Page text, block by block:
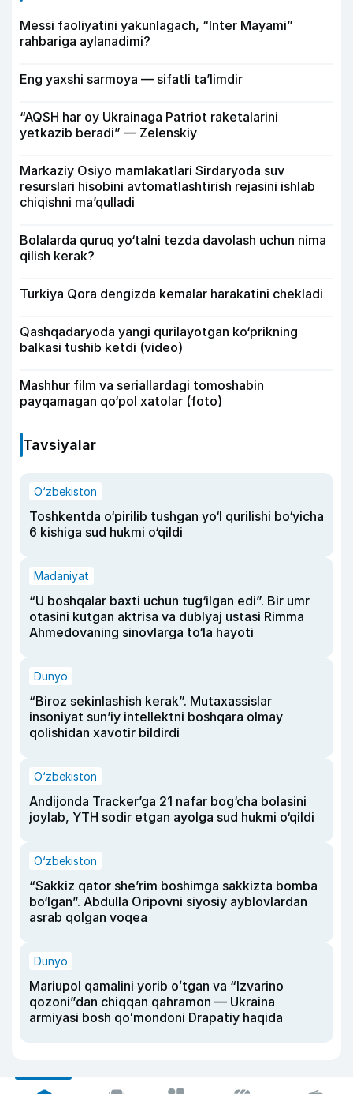
Messi faoliyatini yakunlagach, “Inter Mayami”
rahbariga aylanadimi?
Eng yaxshi sarmoya — sifatli ta’limdir
“AQSH har oy Ukrainaga Patriot raketalarini
yetkazib beradi” — Zelenskiy
Markaziy Osiyo mamlakatlari Sirdaryoda suv
resurslari hisobini avtomatlashtirish rejasini ishlab
chiqishni ma’qulladi
Bolalarda quruq yo‘talni tezda davolash uchun nima
qilish kerak?
Turkiya Qora dengizda kemalar harakatini chekladi
Qashqadaryoda yangi qurilayotgan ko‘prikning
balkasi tushib ketdi (video)
Mashhur film va seriallardagi tomoshabin
payqamagan qo‘pol xatolar (foto)
Tavsiyalar
O‘zbekiston
Toshkentda o‘pirilib tushgan yo‘l qurilishi bo‘yicha
6 kishiga sud hukmi o‘qildi
Madaniyat
“U boshqalar baxti uchun tug‘ilgan edi”. Bir umr
otasini kutgan aktrisa va dublyaj ustasi Rimma
Ahmedovaning sinovlarga to‘la hayoti
Dunyo
“Biroz sekinlashish kerak”. Mutaxassislar
insoniyat sun’iy intellektni boshqara olmay
qolishidan xavotir bildirdi
O‘zbekiston
Andijonda Tracker’ga 21 nafar bog‘cha bolasini
joylab, YTH sodir etgan ayolga sud hukmi o‘qildi
O‘zbekiston
“Sakkiz qator she’rim boshimga sakkizta bomba
bo‘lgan”. Abdulla Oripovni siyosiy ayblovlardan
asrab qolgan voqea
Dunyo
Mariupol qamalini yorib oʻtgan va “Izvarino
qozoni”dan chiqqan qahramon — Ukraina
armiyasi bosh qoʻmondoni Drapatiy haqida